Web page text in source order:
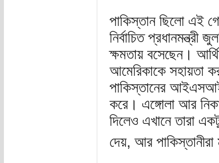
পাকিস্তান ছিলো এই
নির্বাচিত
ক্ষমতায় বসেছেন।
আমেরিকাকে সহায়তা
পাকিস্তানের আইএসআই
করে। এঙ্গোলা আর
দিলেও এখানে তারা
দেয়, আর পাকিস্তানীরা